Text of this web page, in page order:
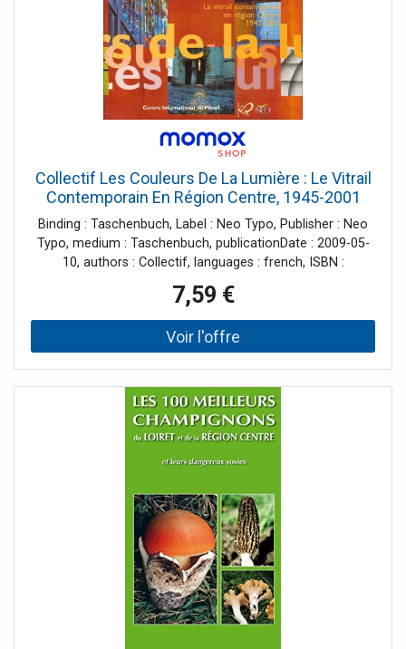
Collectif Les Couleurs De La Lumière : Le Vitrail
Contemporain En Région Centre, 1945-2001
Binding : Taschenbuch, Label : Neo Typo, Publisher : Neo
Typo, medium : Taschenbuch, publicationDate : 2009-05-
10, authors : Collectif, languages : french, ISBN :
7,59 €